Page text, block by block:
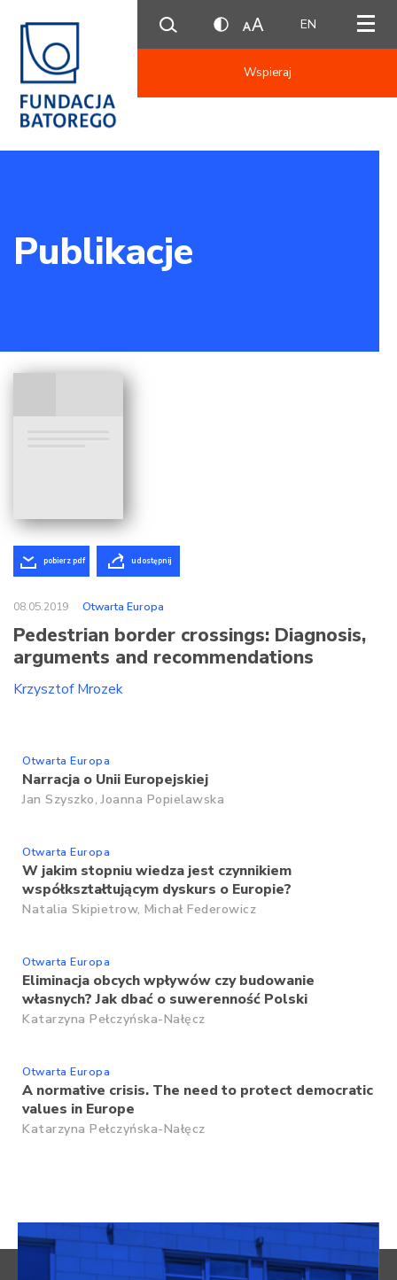
EN
Wspieraj
Publikacje
pobierz pdf udostępnij
08.05.2019 Otwarta Europa
Pedestrian border crossings: Diagnosis,
arguments and recommendations
Krzysztof Mrozek
Otwarta Europa
Narracja o Unii Europejskiej
Jan Szyszko, Joanna Popielawska
Otwarta Europa
W jakim stopniu wiedza jest czynnikiem
współkształtującym dyskurs o Europie?
Natalia Skipietrow, Michał Federowicz
Otwarta Europa
Eliminacja obcych wpływów czy budowanie
własnych? Jak dbać o suwerenność Polski
Katarzyna Pełczyńska-Nałęcz
Otwarta Europa
A normative crisis. The need to protect democratic
values in Europe
Katarzyna Pełczyńska-Nałęcz